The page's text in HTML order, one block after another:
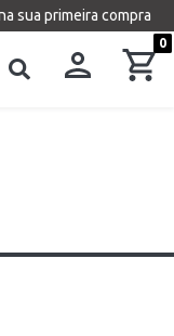
sua primeira compra
0